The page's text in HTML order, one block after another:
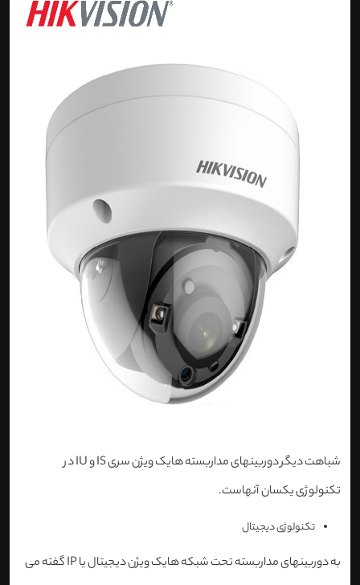
شباهت دیگر دوربینهای مداربسته هایک ویژن سری IS و IU در
تکنولوژی یکسان آنهاست.
تکنولوژی دیجیتال
به دوربینهای مداربسته تحت شبکه هایک ویژن دیجیتال یا IP گفته می